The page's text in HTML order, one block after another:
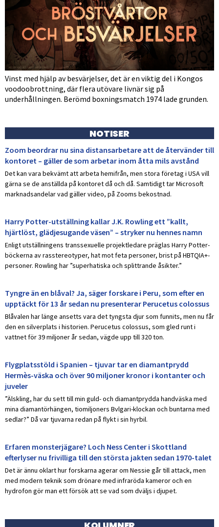
Vinst med hjälp av besvärjelser, det är en viktig del i Kongos
voodoobrottning, där flera utövare livnär sig på
underhållningen. Berömd boxningsmatch 1974 lade grunden.
NOTISER
Zoom beordrar nu sina distansarbetare att de återvänder till
kontoret – gäller de som arbetar inom åtta mils avstånd
Det kan vara bekvämt att arbeta hemifrån, men stora företag i USA vill
gärna se de anställda på kontoret då och då. Samtidigt tar Microsoft
marknadsandelar vad gäller video, på Zooms bekostnad.
Harry Potter-utställning kallar J.K. Rowling ett ”kallt,
hjärtlöst, glädjesugande väsen” – stryker nu hennes namn
Enligt utställningens transsexuelle projektledare präglas Harry Potter-
böckerna av rasstereotyper, hat mot feta personer, brist på HBTQIA+-
personer. Rowling har ”superhatiska och splittrande åsikter.”
Tyngre än en blåval? Ja, säger forskare i Peru, som efter en
upptäckt för 13 år sedan nu presenterar Perucetus colossus
Blåvalen har länge ansetts vara det tyngsta djur som funnits, men nu får
den en silverplats i historien. Perucetus colossus, som gled runt i
vattnet för 39 miljoner år sedan, vägde upp till 320 ton.
Flygplatsstöld i Spanien – tjuvar tar en diamantprydd
Hermès-väska och över 90 miljoner kronor i kontanter och
juveler
”Älskling, har du sett till min guld- och diamantprydda handväska med
mina diamantörhängen, tiomiljoners Bvlgari-klockan och buntarna med
sedlar?” Då var tjuvarna redan på flykt i sin hyrbil.
Erfaren monsterjägare? Loch Ness Center i Skottland
efterlyser nu frivilliga till den största jakten sedan 1970-talet
Det är ännu oklart hur forskarna agerar om Nessie går till attack, men
med modern teknik som drönare med infraröda kameror och en
hydrofon gör man ett försök att se vad som dväljs i djupet.